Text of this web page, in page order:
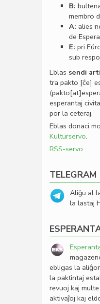
B:
membro
A: alies
de
E: pri
sub
Eblas sendi
tra pakto [ĉe]
esperantaj
por la ceteraj.
Eblas donaci
Kulturservo.
RSS-servo
TELEGRAM
Aliĝu al
la lastaj
ebligas la
la paktintaj
revuoj kaj
aktivaĵoj kaj